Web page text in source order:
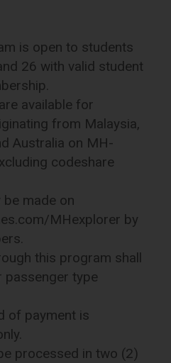
is open to students
26 with valid student
available for
from Malaysia,
Australia on MH-
codeshare
be made on
MHexplorer by
this program shall
passenger type
of payment is
processed in two (2)